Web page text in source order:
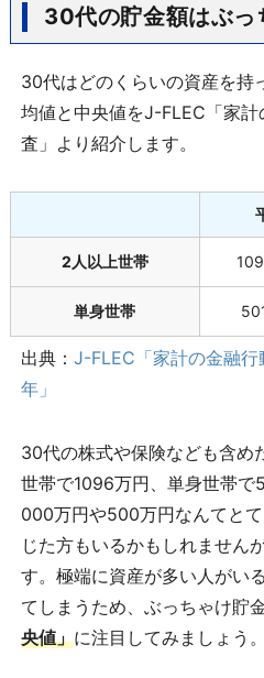
30代の貯金額はぶっ
30代はどのくらいの資産を持
均値と中央値をJ-FLEC「家
査」より紹介します。
2人以上世帯
単身世帯
出典： J-FLEC「家計の金融
年」
30代の株式や保険なども含め
世帯で1096万円、単身世帯で
000万円や500万円なんてと
じた方もいるかもしれません
す。極端に資産が多い人がい
てしまうため、ぶっちゃけ貯
央値」に注目してみましょう。